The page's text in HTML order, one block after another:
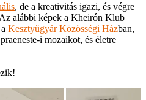
, de a kreativitás igazi, és végre
alábbi képek a Kheirón Klub
Kesztyűgyár Közösségi Házban,
i mozaikot, és életre